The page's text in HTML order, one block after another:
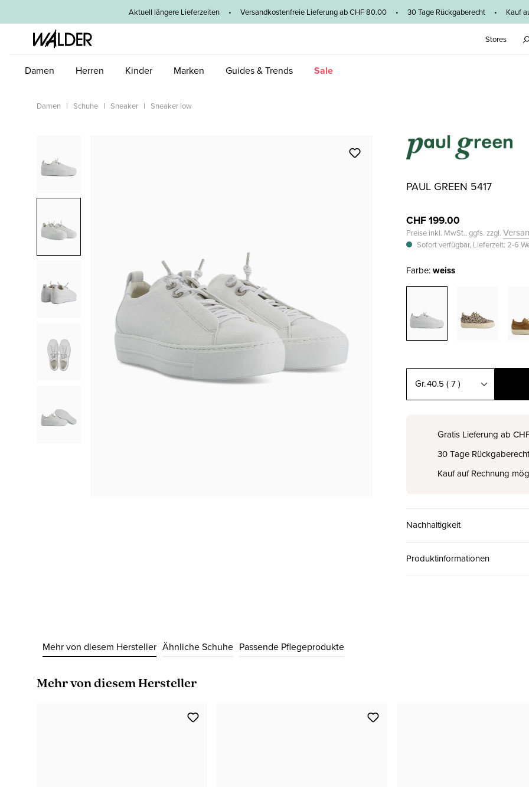
Aktuell längere Lieferzeiten • Versandkostenfreie Lieferung ab CHF 80.00 • 30 Tage Rückgaberecht • Kauf
Stores
Damen Herren Kinder Marken Guides & Trends Sale
Damen Schuhe Sneaker Sneaker low
PAUL GREEN 5417
CHF 199.00
Preise inkl. MwSt., ggfs. zzgl.
Sofort verfügbar, Lieferzeit: 2-6
Farbe:weiss
40.5 ( 7 )
36 ( 3½ ) CHF 199.00
Gratis Lieferung ab
30 Tage Rückgaberecht
Kauf auf Rechnung
Nachhaltigkeit
Produktinformationen
Mehr von diesem Hersteller Ähnliche Schuhe Passende Pflegeprodukte
Produktgalerie überspringen
Mehr von diesem Hersteller